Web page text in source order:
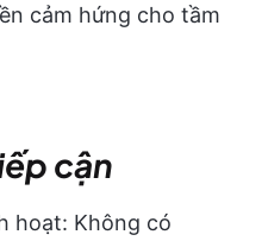
cảm hứng cho tầm
cận
hoạt: Không có